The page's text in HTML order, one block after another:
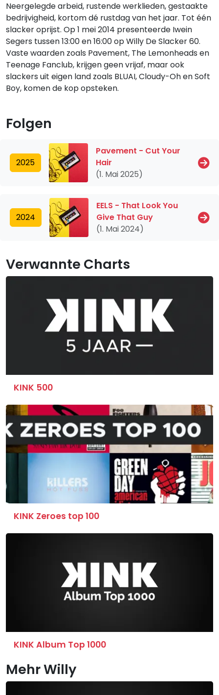
Neergelegde arbeid, rustende werklieden, gestaakte
bedrijvigheid, kortom dé rustdag van het jaar. Tot één
slacker oprijst. Op 1 mei 2014 presenteerde Iwein
Segers tussen 13:00 en 16:00 op Willy De Slacker 60.
Vaste waarden zoals Pavement, The Lemonheads en
Teenage Fanclub, krijgen geen vrijaf, maar ook
slackers uit eigen land zoals BLUAI, Cloudy-Oh en Soft
Boy, komen de kop opsteken.
Folgen
2025
Pavement - Cut Your
Hair
(1. Mai 2025)
2024
EELS - That Look You
Give That Guy
(1. Mai 2024)
Verwannte Charts
KINK 500
KINK Zeroes top 100
KINK Album Top 1000
Mehr Willy